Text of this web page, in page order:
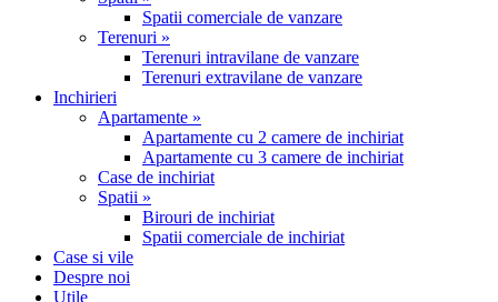
Spatii comerciale de vanzare
Terenuri »
Terenuri intravilane de vanzare
Terenuri extravilane de vanzare
Inchirieri
Apartamente »
Apartamente cu 2 camere de inchiriat
Apartamente cu 3 camere de inchiriat
Case de inchiriat
Spatii »
Birouri de inchiriat
Spatii comerciale de inchiriat
Case si vile
Despre noi
Utile